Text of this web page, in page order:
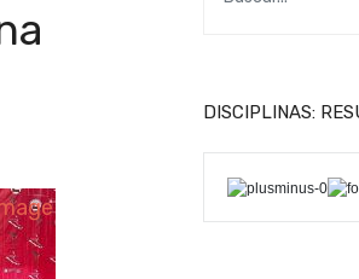
DISCIPLINAS: